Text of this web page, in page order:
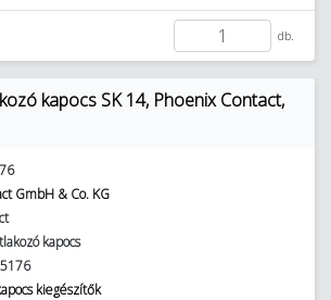
db.
kapocs SK 14, Phoenix Contact,
GmbH & Co. KG
kapocs
kiegészítők